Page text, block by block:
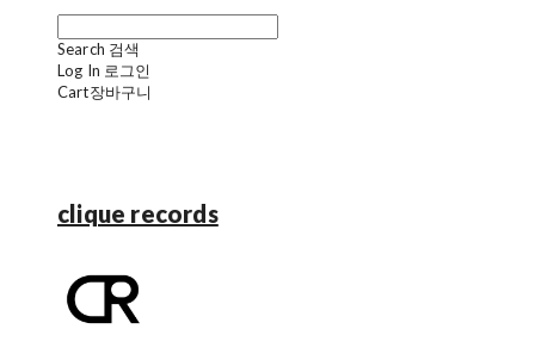
Search 검색
Log In 로그인
Cart장바구니
clique records